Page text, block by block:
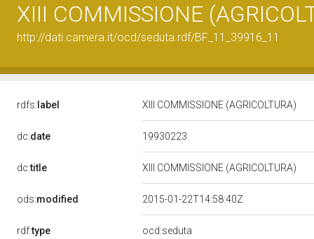
XIII COMMISSIONE
http://dati.camera.it/ocd/seduta.rdf/BF_11_39916_11
rdfs: label XIII COMMISSIONE (AGRICOLTURA)
dc:date 19930223
dc:title XIII COMMISSIONE (AGRICOLTURA)
ods:modified 2015-01-22T14:58:40Z
rdf:type
ocd:seduta